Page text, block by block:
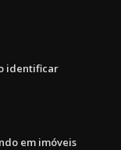
identificar
em imóveis